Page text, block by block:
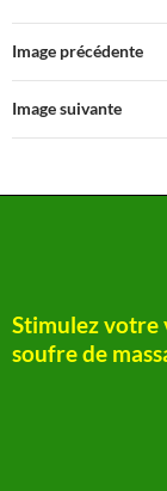
Image précédente
Image suivante
Stimulez votre
soufre de